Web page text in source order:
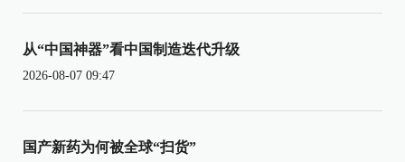
从“中国神器”看中国制造迭代升级
2026-08-07 09:47
国产新药为何被全球“扫货”